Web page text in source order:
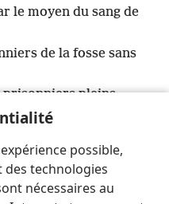
possible,
des technologies
nécessaires au
le moyen du sang de
de la fosse sans
prisonniers pleins
une double portion
un arc
l’arc
.